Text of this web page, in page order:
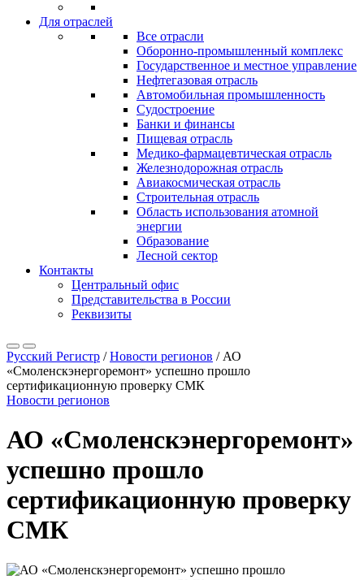
Для отраслей
Все отрасли
Оборонно‐промышленный комплекс
Государственное и местное управление
Нефтегазовая отрасль
Автомобильная промышленность
Судостроение
Банки и финансы
Пищевая отрасль
Медико-фармацевтическая отрасль
Железнодорожная отрасль
Авиакосмическая отрасль
Строительная отрасль
Область использования атомной
энергии
Образование
Лесной сектор
Контакты
Центральный офис
Представительства в России
Реквизиты
Русский Регистр /Новости регионов / АО
«Смоленскэнергоремонт» успешно прошло
сертификационную проверку СМК
Новости регионов
АО «Смоленскэнергоремонт»
успешно прошло
сертификационную проверку
СМК